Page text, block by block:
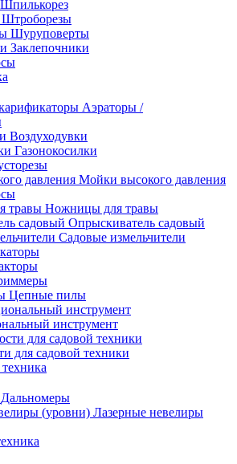
Шпилькорез
Штроборезы
Шуруповерты
Заклепочники
Аэраторы /
Воздуходувки
Газонокосилки
Мойки высокого давления
Ножницы для травы
Опрыскиватель садовый
Садовые измельчители
Цепные пилы
инструмент
для садовой техники
Дальномеры
Лазерные невелиры